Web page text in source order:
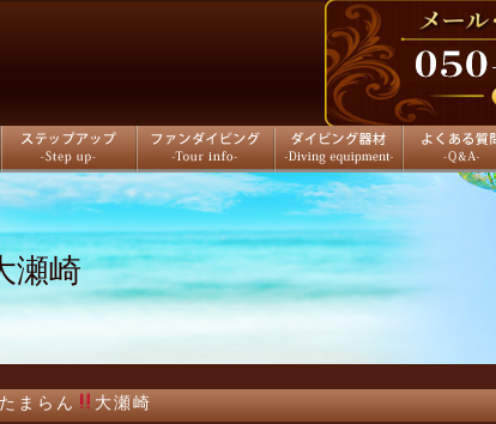
ステップアップ ファンダイビング ダイビング器材 よくある質問
瀬崎
たまらん 大瀬崎